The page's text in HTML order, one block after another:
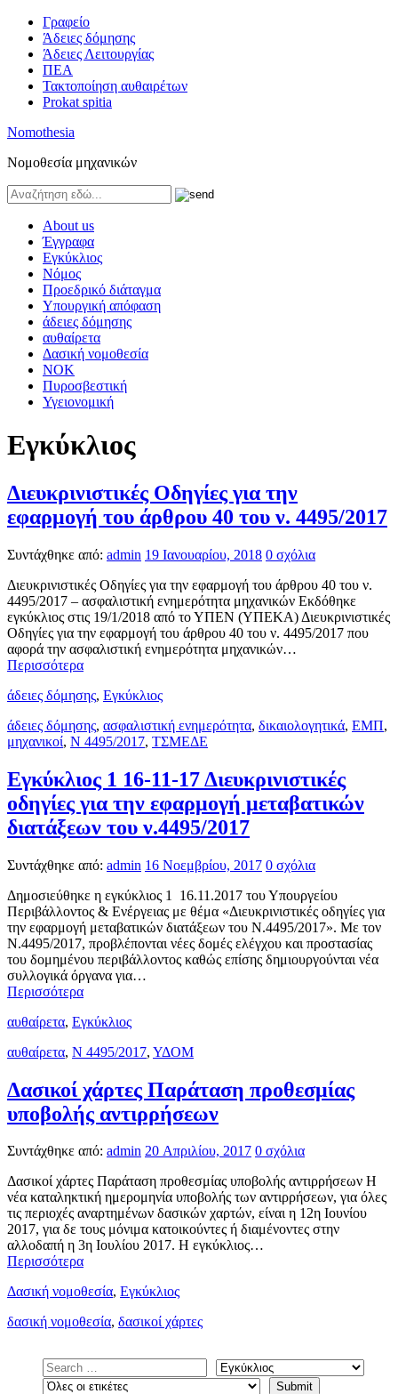
Γραφείο
Άδειες δόμησης
Άδειες Λειτουργίας
ΠΕΑ
Τακτοποίηση αυθαιρέτων
Prokat spitia
Nomothesia
Νομοθεσία μηχανικών
About us
Έγγραφα
Εγκύκλιος
Νόμος
Προεδρικό διάταγμα
Υπουργική απόφαση
άδειες δόμησης
αυθαίρετα
Δασική νομοθεσία
ΝΟΚ
Πυροσβεστική
Υγειονομική
Εγκύκλιος
Διευκρινιστικές Οδηγίες για την
εφαρμογή του άρθρου 40 του ν. 4495/2017
Συντάχθηκε από: admin 19 Ιανουαρίου, 2018 0 σχόλια
Διευκρινιστικές Οδηγίες για την εφαρμογή του άρθρου 40 του ν.
4495/2017 – ασφαλιστική ενημερότητα μηχανικών Εκδόθηκε
εγκύκλιος στις 19/1/2018 από το ΥΠΕΝ (ΥΠΕΚΑ) Διευκρινιστικές
Οδηγίες για την εφαρμογή του άρθρου 40 του ν. 4495/2017 που
αφορά την ασφαλιστική ενημερότητα μηχανικών…
Περισσότερα
άδειες δόμησης, Εγκύκλιος
άδειες δόμησης, ασφαλιστική ενημερότητα, δικαιολογητικά, ΕΜΠ,
μηχανικοί, Ν 4495/2017, ΤΣΜΕΔΕ
Εγκύκλιος 1 16-11-17 Διευκρινιστικές
οδηγίες για την εφαρμογή μεταβατικών
διατάξεων του ν.4495/2017
Συντάχθηκε από: admin 16 Νοεμβρίου, 2017 0 σχόλια
Δημοσιεύθηκε η εγκύκλιος 1 16.11.2017 του Υπουργείου
Περιβάλλοντος & Ενέργειας με θέμα «Διευκρινιστικές οδηγίες για
την εφαρμογή μεταβατικών διατάξεων του Ν.4495/2017». Με τον
Ν.4495/2017, προβλέπονται νέες δομές ελέγχου και προστασίας
του δομημένου περιβάλλοντος καθώς επίσης δημιουργούνται νέα
συλλογικά όργανα για…
Περισσότερα
αυθαίρετα, Εγκύκλιος
αυθαίρετα, Ν 4495/2017, ΥΔΟΜ
Δασικοί χάρτες Παράταση προθεσμίας
υποβολής αντιρρήσεων
Συντάχθηκε από: admin 20 Απριλίου, 2017 0 σχόλια
Δασικοί χάρτες Παράταση προθεσμίας υποβολής αντιρρήσεων Η
νέα καταληκτική ημερομηνία υποβολής των αντιρρήσεων, για όλες
τις περιοχές αναρτημένων δασικών χαρτών, είναι η 12η Ιουνίου
2017, για δε τους μόνιμα κατοικούντες ή διαμένοντες στην
αλλοδαπή η 3η Ιουλίου 2017. Η εγκύκλιος…
Περισσότερα
Δασική νομοθεσία, Εγκύκλιος
δασική νομοθεσία, δασικοί χάρτες